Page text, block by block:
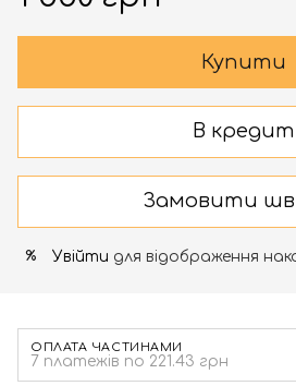
Купити
В кредит
Замовити
% Увійти для відображення
ОПЛАТА ЧАСТИНАМИ
7 платежів по 221.43 грн